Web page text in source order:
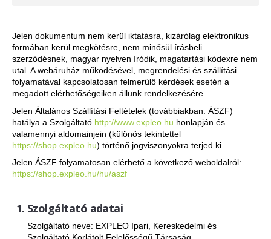
Inst. átkapcsolók
Inst. kontaktorok
Inst. relék
Impulzus relék
Inst. jelzőlámpák
Lépcsőházi aut.
Kapcsolóórák
Alkonykapcsolók
Inst. egyéb készülékek
Időrelék
Kiselosztók
Jelen dokumentum nem kerül iktatásra, kizárólag elektronikus
formában kerül megkötésre, nem minősül írásbeli
szerződésnek, magyar nyelven íródik, magatartási kódexre nem
utal. A webáruház működésével, megrendelési és szállítási
folyamatával kapcsolatosan felmerülő kérdések esetén a
megadott elérhetőségeiken állunk rendelkezésére.
Jelen Általános Szállítási Feltételek (továbbiakban: ÁSZF)
hatálya a Szolgáltató http://www.expleo.hu honlapján és
valamennyi aldomainjein (különös tekintettel
https://shop.expleo.hu) történő jogviszonyokra terjed ki.
Jelen ÁSZF folyamatosan elérhető a következő weboldalról:
https://shop.expleo.hu/hu/aszf
Szolgáltató adatai
Szolgáltató neve: EXPLEO Ipari, Kereskedelmi és
Szolgáltató Korlátolt Felelősségű Társaság